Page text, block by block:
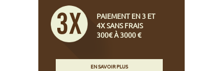
PAIEMENT EN 3 ET
4X SANS FRAIS
300€ À 3000 €
EN SAVOIR PLUS